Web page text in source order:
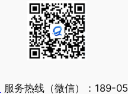
服务热线（微信）：189-